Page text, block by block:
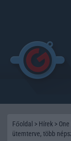
Főoldal > Hírek >
ütemterve, több